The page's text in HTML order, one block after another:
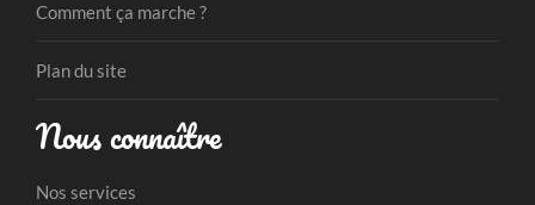
Comment ça marche ?
Plan du site
Nous connaître
Nos services